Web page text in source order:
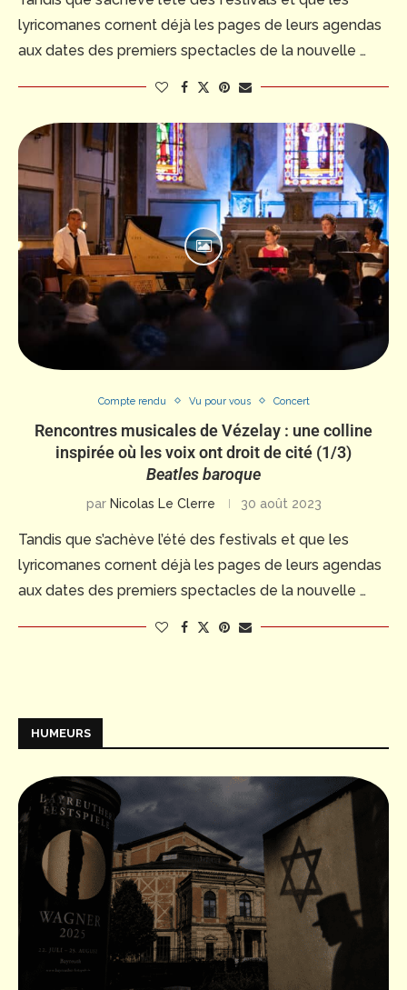
lyricomanes cornent déjà les pages de leurs agendas
aux dates des premiers spectacles de la nouvelle …
Compte rendu Vu pour vous Concert
Rencontres musicales de Vézelay : une colline
inspirée où les voix ont droit de cité (1/3)
Beatles baroque
par Nicolas Le Clerre 30 août 2023
Tandis que s’achève l’été des festivals et que les
lyricomanes cornent déjà les pages de leurs agendas
aux dates des premiers spectacles de la nouvelle …
HUMEURS